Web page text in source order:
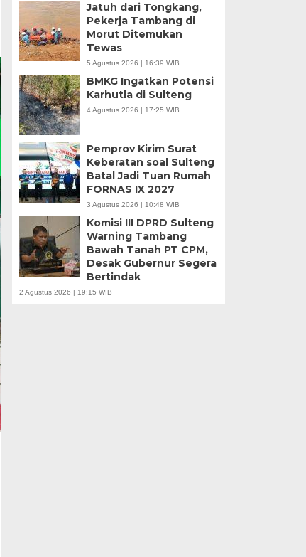
Jatuh dari Tongkang,
Pekerja Tambang di
Morut Ditemukan
Tewas
5 Agustus 2026 | 16:39 WIB
BMKG Ingatkan Potensi
Karhutla di Sulteng
4 Agustus 2026 | 17:25 WIB
Pemprov Kirim Surat
Keberatan soal Sulteng
Batal Jadi Tuan Rumah
FORNAS IX 2027
3 Agustus 2026 | 10:48 WIB
Komisi III DPRD Sulteng
Warning Tambang
Bawah Tanah PT CPM,
Desak Gubernur Segera
Bertindak
2 Agustus 2026 | 19:15 WIB